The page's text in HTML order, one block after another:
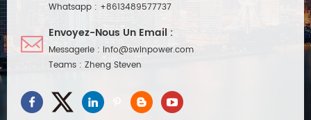
Whatsapp : +8613489577737
Envoyez-Nous Un Email :
Messagerie : info@swinpower.com
Teams : Zheng Steven